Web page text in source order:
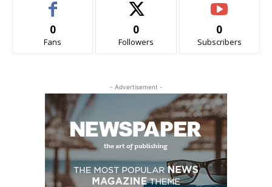
0
Fans
0
Followers
0
Subscribers
- Advertisement -